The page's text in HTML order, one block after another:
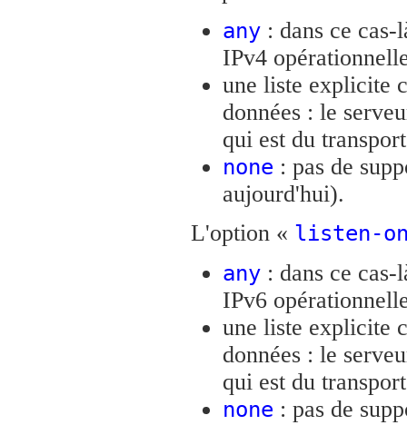
any : dans ce cas-
IPv4
une liste explicite
données : le
qui est du
none : pas de
aujourd'hui).
L'option « listen-
any : dans ce cas-
IPv6
une liste explicite
données : le
qui est du
none : pas de